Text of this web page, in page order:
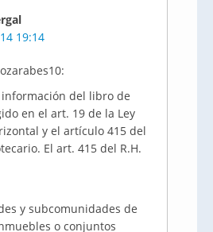
19:14
del libro de
en el art. 19 de la Ley
y el artículo 415 del
El art. 415 del R.H.
y subcomunidades de
o conjuntos